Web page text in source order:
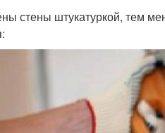
стены штукатуркой, тем